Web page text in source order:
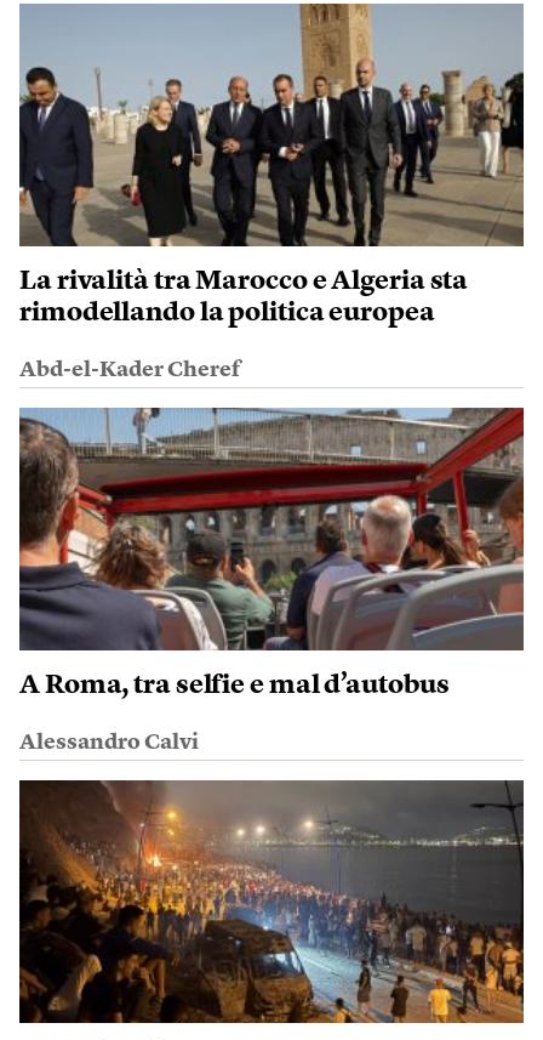
La rivalità tra Marocco e Algeria sta
rimodellando la politica europea
Abd-el-Kader Cheref
A Roma, tra selfie e mal d’autobus
Alessandro Calvi